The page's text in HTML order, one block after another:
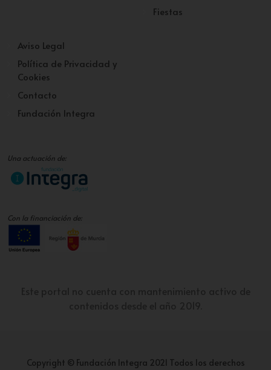
Fiestas
Aviso Legal
Política de Privacidad y
Cookies
Contacto
Fundación Integra
Una actuación de:
Con la financiación de:
Copyright © Fundación Integra 2021 Todos los derechos